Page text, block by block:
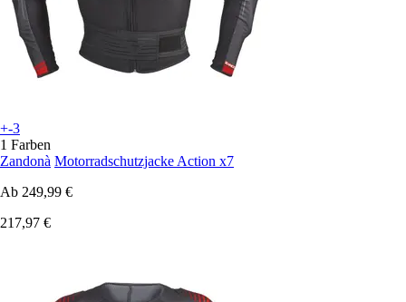
+-3
1 Farben
Zandonà Motorradschutzjacke Action x7
Ab 249,99 €
217,97 €